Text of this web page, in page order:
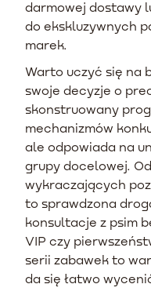
darmowej dostawy
do ekskluzywnych
marek.
Warto uczyć się na
swoje decyzje o
skonstruowany
mechanizmów
ale odpowiada na
grupy docelowej.
wykraczających
to sprawdzona
konsultacje z psim
VIP czy
serii zabawek to
da się łatwo